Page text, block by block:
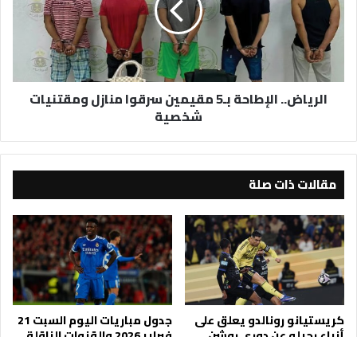
سرقوا
منازل
ومقتنيات
شخصية
الرياض.. الإطاحة بـ5 مقيمين سرقوا منازل ومقتنيات
شخصية
مقالات ذات صلة
كريستيانو رونالدو يعلق على جدول مباريات اليوم السبت 21